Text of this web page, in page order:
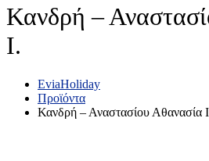
Κανδρή –
Ι.
EviaHoliday
Προϊόντα
Κανδρή – Αναστασίου Αθανασία